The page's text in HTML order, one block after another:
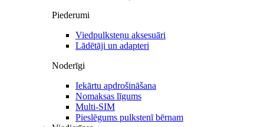
Piederumi
Viedpulksteņu aksesuāri
Lādētāji un adapteri
Noderīgi
Iekārtu apdrošināšana
Nomaksas līgums
Multi-SIM
Pieslēgums pulkstenī bērnam